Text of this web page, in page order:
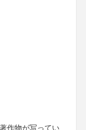
作物が写ってい